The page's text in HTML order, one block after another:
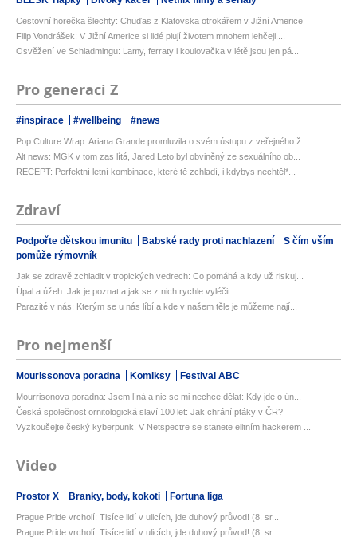
Cestovní horečka šlechty: Chuďas z Klatovska otrokářem v Jižní Americe
Filip Vondrášek: V Jižní Americe si lidé plují životem mnohem lehčeji,...
Osvěžení ve Schladmingu: Lamy, ferraty i koulovačka v létě jsou jen pá...
Pro generaci Z
#inspirace #wellbeing #news
Pop Culture Wrap: Ariana Grande promluvila o svém ústupu z veřejného ž...
Alt news: MGK v tom zas lítá, Jared Leto byl obviněný ze sexuálního ob...
RECEPT: Perfektní letní kombinace, které tě zchladí, i kdybys nechtěl*...
Zdraví
Podpořte dětskou imunitu Babské rady proti nachlazení
S čím vším
pomůže rýmovník
Jak se zdravě zchladit v tropických vedrech: Co pomáhá a kdy už riskuj...
Úpal a úžeh: Jak je poznat a jak se z nich rychle vyléčit
Parazité v nás: Kterým se u nás líbí a kde v našem těle je můžeme nají...
Pro nejmenší
Mourissonova poradna Komiksy Festival ABC
Mourrisonova poradna: Jsem líná a nic se mi nechce dělat: Kdy jde o ún...
Česká společnost ornitologická slaví 100 let: Jak chrání ptáky v ČR?
Vyzkoušejte český kyberpunk. V Netspectre se stanete elitním hackerem ...
Video
Prostor X Branky, body, kokoti Fortuna liga
Prague Pride vrcholí: Tisíce lidí v ulicích, jde duhový průvod! (8. sr...
Prague Pride vrcholí: Tisíce lidí v ulicích, jde duhový průvod! (8. sr...